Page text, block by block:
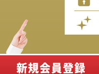
新規会員登録